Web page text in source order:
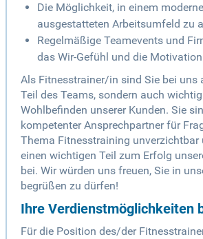
Die Möglichkeit, in einem
ausgestatteten Arbeitsumfeld zu
Regelmäßige Teamevents und
das Wir-Gefühl und die
Als Fitnesstrainer/in sind Sie bei uns
Teil des Teams, sondern auch
Wohlbefinden unserer Kunden. Sie
kompetenter Ansprechpartner für
Thema Fitnesstraining
einen wichtigen Teil zum Erfolg
bei. Wir würden uns freuen, Sie in
begrüßen zu dürfen!
Ihre Verdienstmöglichkeiten
Für die Position des/der